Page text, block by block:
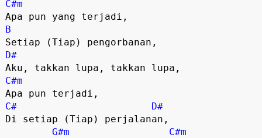
C#m
B
D#
C#m
C#
D#
Di setiap (Tiap) perjalanan,
G#m
C#m